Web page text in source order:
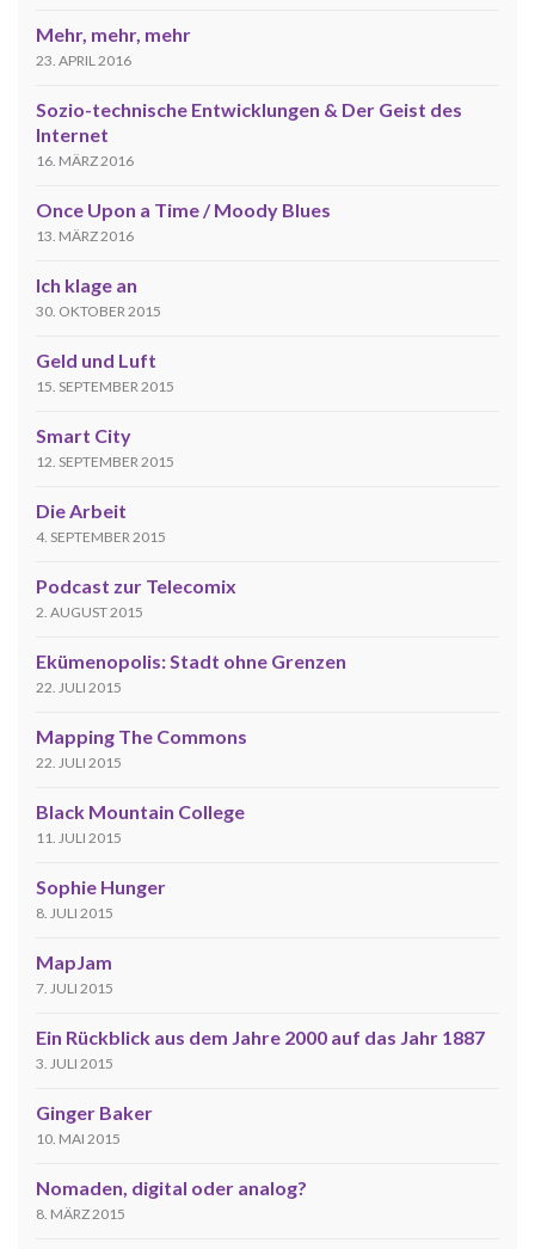
Mehr, mehr, mehr
23. APRIL 2016
Sozio-technische Entwicklungen & Der Geist des
Internet
16. MÄRZ 2016
Once Upon a Time / Moody Blues
13. MÄRZ 2016
Ich klage an
30. OKTOBER 2015
Geld und Luft
15. SEPTEMBER 2015
Smart City
12. SEPTEMBER 2015
Die Arbeit
4. SEPTEMBER 2015
Podcast zur Telecomix
2. AUGUST 2015
Ekümenopolis: Stadt ohne Grenzen
22. JULI 2015
Mapping The Commons
22. JULI 2015
Black Mountain College
11. JULI 2015
Sophie Hunger
8. JULI 2015
MapJam
7. JULI 2015
Ein Rückblick aus dem Jahre 2000 auf das Jahr 1887
3. JULI 2015
Ginger Baker
10. MAI 2015
Nomaden, digital oder analog?
8. MÄRZ 2015